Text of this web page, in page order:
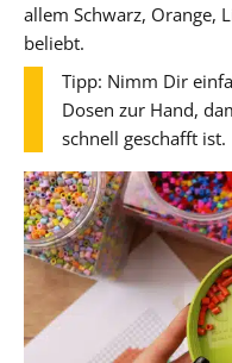
allem Schwarz, Orange,
beliebt.
Tipp: Nimm Dir
Dosen zur Hand,
schnell geschafft ist.